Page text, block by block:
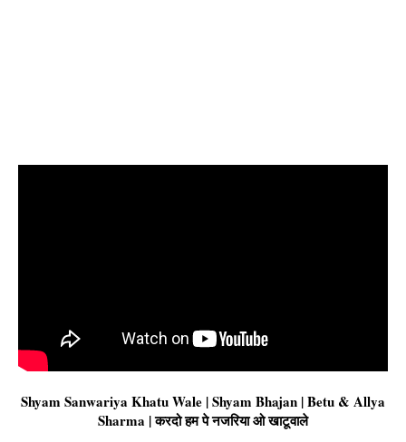
Shyam Sanwariya Khatu Wale | Shyam Bhajan | Betu & Allya
Sharma | करदो हम पे नजरिया ओ खाटूवाले